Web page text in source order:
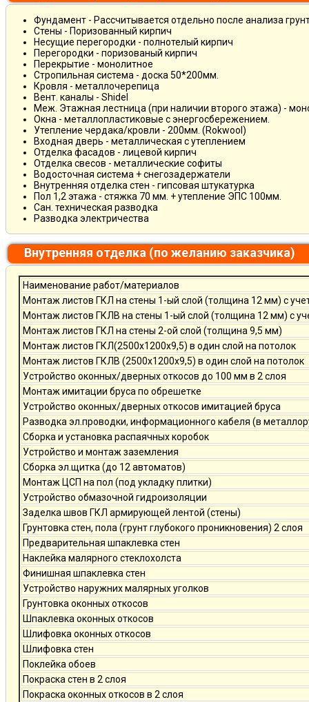
Фундамент - Рассчитывается отдельно после анализа
Стены - Поризованный кирпич
Несущие перегородки - полнотелый кирпич
Перегородки - поризованый кирпич
Перекрытие - монолитное
Стропильная система - доска 50*200мм.
Кровля - металлочерепица
Вент. каналы - Shidel
Меж. Этажная лестница (при наличии второго этажа) -
Окна - металлопластиковые с энергосбережением.
Утепление чердака/кровли - 200мм. (Rokwool)
Входная дверь - металлическая с утеплением
Отделка фасадов - лицевой кирпич
Отделка свесов - металлические софиты
Водосточная система + снегозадержатели
Внутренняя отделка стен - гипсовая штукатурка
Пол 1,2 этажа - стяжка 70 мм. + утепление ЭПС 100мм.
Сан. техническая разводка
Разводка электричества
Внутренняя отделка (по желанию заказчика)
Наименование работ/материалов
Монтаж листов ГКЛ на стены 1-ый слой (толщина 12 мм) с
Монтаж листов ГКЛВ на стены 1-ый слой (толщина 12 мм) с
Монтаж листов ГКЛ на стены 2-ой слой (толщина 9,5 мм)
Монтаж листов ГКЛ(2500х1200х9,5) в один слой на потолок
Монтаж листов ГКЛВ (2500х1200х9,5) в один слой на потолок
Устройство оконных/дверных откосов до 100 мм в 2 слоя
Монтаж имитации бруса по обрешетке
Устройство оконных/дверных откосов имитацией бруса
Разводка эл.проводки, информационного кабеля (в
Сборка и установка распаячных коробок
Устройство и монтаж заземления
Сборка эл.щитка (до 12 автоматов)
Монтаж ЦСП на пол (под укладку плитки)
Устройство обмазочной гидроизоляции
Заделка швов ГКЛ армирующей лентой (стены)
Грунтовка стен, пола (грунт глубокого проникновения) 2 слоя
Предварительная шпаклевка стен
Наклейка малярного стеклохолста
Финишная шпаклевка стен
Устройство наружних малярных уголков
Грунтовка оконных откосов
Шпаклевка оконных откосов
Шлифовка оконных откосов
Шлифовка стен
Поклейка обоев
Покраска стен в 2 слоя
Покраска оконных откосов в 2 слоя